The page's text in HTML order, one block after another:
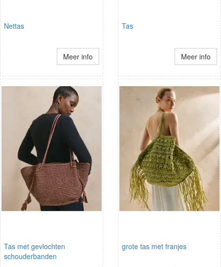
Nettas
Meer info
Tas
Meer info
Tas met gevlochten
schouderbanden
grote tas met franjes